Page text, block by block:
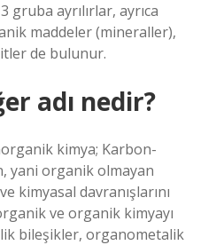
ayrılırlar, ayrıca
maddeler (mineraller),
de bulunur.
adı nedir?
kimya; Karbon-
yani organik olmayan
kimyasal davranışlarını
ve organik kimyayı
bileşikler, organometalik